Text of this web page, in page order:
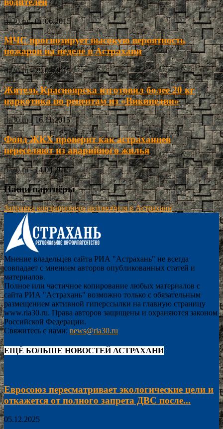
ria30.ru - 01.06.2015
МЧС прогнозирует высокую вероятность
пожаров на неделе в Астрахани
ria30.ru - 29.05.2015
Житель Красноярска изготовил более 20 кг
наркотика по рецептам из «Википедии»
ria30.ru - 16.11.2015
Фонд ЖКХ проверит как астраханцев
переселяют из аварийного жилья
ria30.ru - 14.04.2015
Наши партнёры
Заправка кондиционера автомобиля в Астрахани
Мнение владельцев сайта РИА "Астрахань" не всегда
совпадает с мнением авторов опубликованных статей и
материалов.
Полное или частичное копирование любых материалов с
сайта РИА "Астрахань" возможно только с обязательным
размещением активной гиперссылки на главную страницу
www.ria30.ru. Права авторов защищены и охраняются законом
Российской Федерации.
Свяжитесь с нами: news@ria30.ru
ЕЩЁ БОЛЬШЕ НОВОСТЕЙ АСТРАХАНИ
Евросоюз пересматривает экологические цели и
откажется от полного запрета ДВС после...
05.12.2025